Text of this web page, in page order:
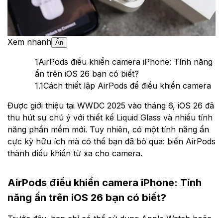
Xem nhanh Ẩn
1AirPods điều khiển camera iPhone: Tính năng
ẩn trên iOS 26 bạn có biết?
1.1Cách thiết lập AirPods để điều khiển camera
Được giới thiệu tại WWDC 2025 vào tháng 6, iOS 26 đã
thu hút sự chú ý với thiết kế Liquid Glass và nhiều tính
năng phần mềm mới. Tuy nhiên, có một tính năng ẩn
cực kỳ hữu ích mà có thể bạn đã bỏ qua: biến AirPods
thành điều khiển từ xa cho camera.
AirPods điều khiển camera iPhone: Tính
năng ẩn trên iOS 26 bạn có biết?